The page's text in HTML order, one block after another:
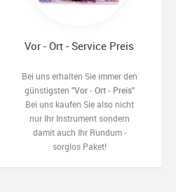
Vor - Ort - Service Preis
Bei uns erhalten Sie immer den
günstigsten "Vor - Ort - Preis"
Bei uns kaufen Sie also nicht
nur Ihr Instrument sondern
damit auch Ihr Rundum -
sorglos Paket!